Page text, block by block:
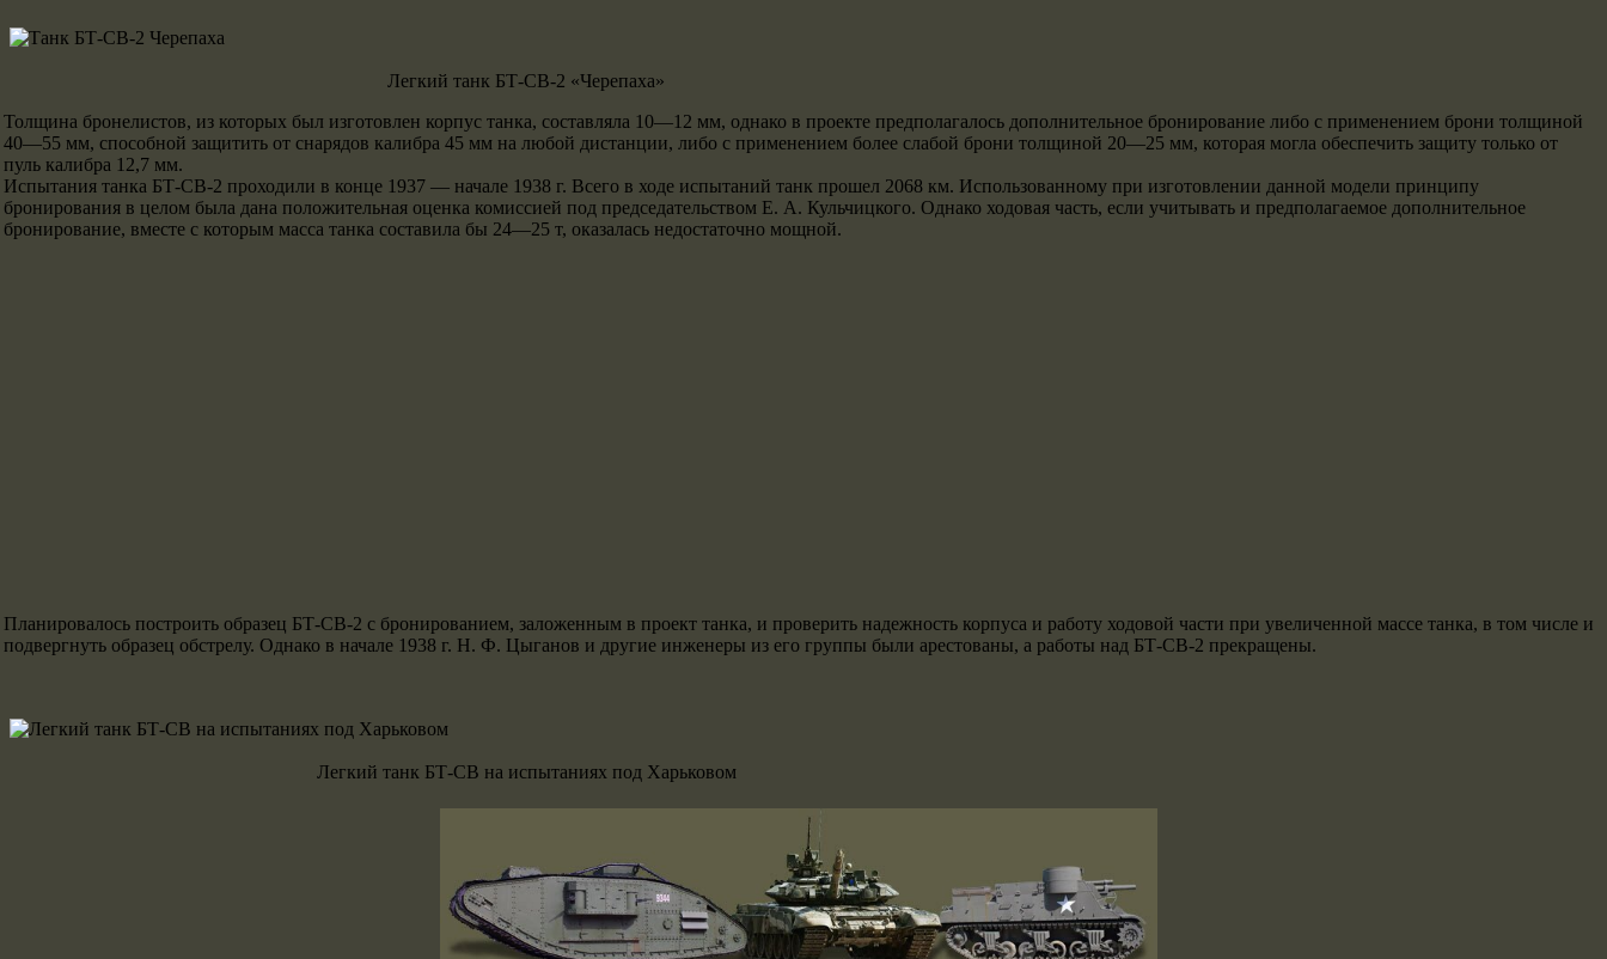
Легкий танк БТ-СВ-2 «Черепаха»
Толщина бронелистов, из которых был изготовлен корпус танка, составляла 10—12 мм, однако в проекте предполагалось дополнительное бронирование либо с применением брони толщиной
40—55 мм, способной защитить от снарядов калибра 45 мм на любой дистанции, либо с применением более слабой брони толщиной 20—25 мм, которая могла обеспечить защиту только от
пуль калибра 12,7 мм.
Испытания танка БТ-СВ-2 проходили в конце 1937 — начале 1938 г. Всего в ходе испытаний танк прошел 2068 км. Использованному при изготовлении данной модели принципу
бронирования в целом была дана положительная оценка комиссией под председательством Е. А. Кульчицкого. Однако ходовая часть, если учитывать и предполагаемое дополнительное
бронирование, вместе с которым масса танка составила бы 24—25 т, оказалась недостаточно мощной.
Планировалось построить образец БТ-СВ-2 с бронированием, заложенным в проект танка, и проверить надежность корпуса и работу ходовой части при увеличенной массе танка, в том числе и
подвергнуть образец обстрелу. Однако в начале 1938 г. Н. Ф. Цыганов и другие инженеры из его группы были арестованы, а работы над БТ-СВ-2 прекращены.
Легкий танк БТ-СВ на испытаниях под Харьковом